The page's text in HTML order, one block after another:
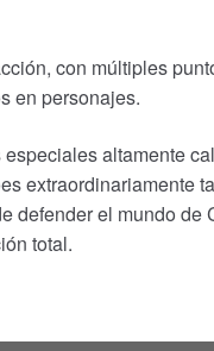
con múltiples
en personajes.
altamente
extraordinariamente
defender el mundo de
total.